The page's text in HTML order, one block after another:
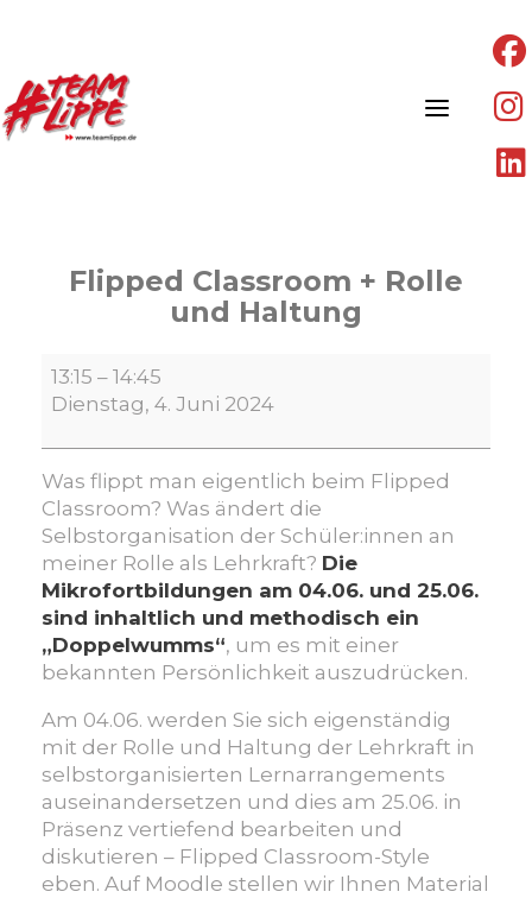
Flipped Classroom + Rolle
und Haltung​
Flipped
Classroom
Rolle
und
Haltung​
13:15 – 14:45
Dienstag, 4. Juni 2024
Was flippt man eigentlich beim Flipped
Classroom? Was ändert die
Selbstorganisation der Schüler:innen an
meiner Rolle als Lehrkraft? Die
Mikrofortbildungen am 04.06. und 25.06.
sind inhaltlich und methodisch ein
„Doppelwumms“, um es mit einer
bekannten Persönlichkeit auszudrücken.
Am 04.06. werden Sie sich eigenständig
mit der Rolle und Haltung der Lehrkraft in
selbstorganisierten Lernarrangements
auseinandersetzen und dies am 25.06. in
Präsenz vertiefend bearbeiten und
diskutieren – Flipped Classroom-Style
eben. Auf Moodle stellen wir Ihnen Material